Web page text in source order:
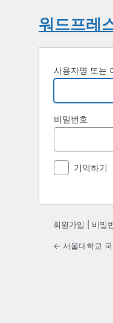
워드프레
사용자명 또는
비밀번호
기억하기
회원가입 비밀
← 서울대학교